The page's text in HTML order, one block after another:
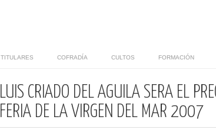
TITULARES COFRADÍA CULTOS FORMACIÓN
LUIS CRIADO DEL ÁGUILA SERÁ EL
FERIA DE LA VIRGEN DEL MAR 2007